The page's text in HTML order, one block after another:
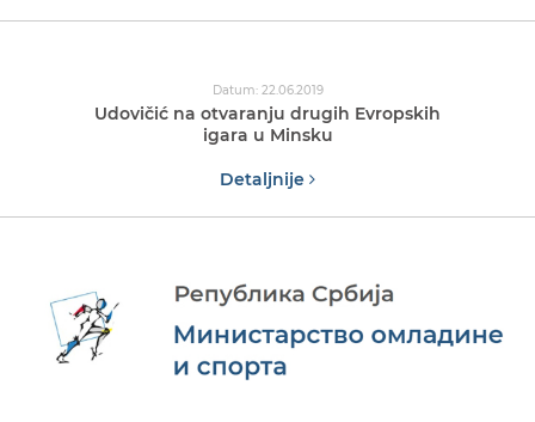
Datum: 22.06.2019
Udovičić na otvaranju drugih Evropskih
igara u Minsku
Detaljnije